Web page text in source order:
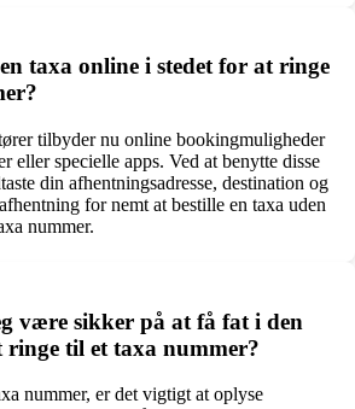
taxa online i stedet for at ringe
tilbyder nu online bookingmuligheder
eller specielle apps. Ved at benytte disse
din afhentningsadresse, destination og
for nemt at bestille en taxa uden
nummer.
være sikker på at få fat i den
ringe til et taxa nummer?
nummer, er det vigtigt at oplyse